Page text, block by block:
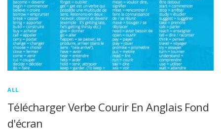
ALL
Télécharger Verbe Courir En Anglais Fond
d'écran